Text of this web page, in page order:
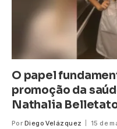
O papel
promoção da
Nathalia
Por Diego Velázquez 15 de